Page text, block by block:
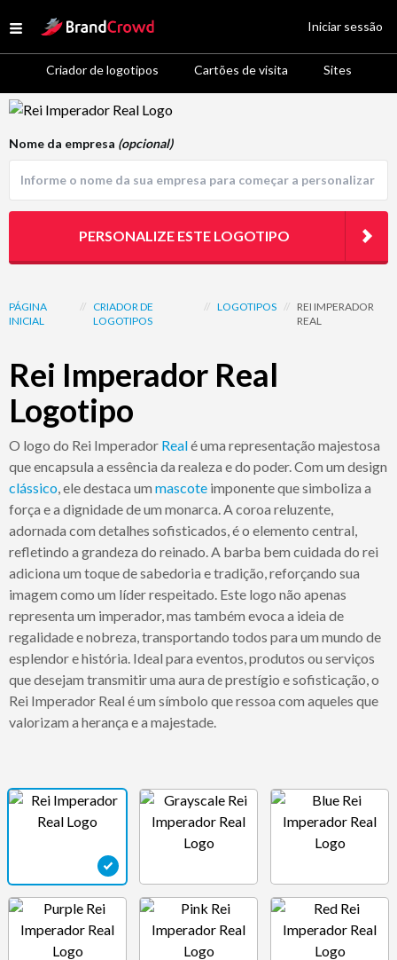
Open menu
Site Logo
Criador de logotipos Cartões de visita Sites
Iniciar sessão
Logo Template Preview
PÁGINA
INICIAL
// CRIADOR DE
LOGOTIPOS
// LOGOTIPOS // REI IMPERADOR
REAL
Rei Imperador Real
Logotipo
O logo do Rei Imperador Realé uma representação majestosa
que encapsula a essência da realeza e do poder. Com um design
clássico, ele destaca um mascote imponente que simboliza a
força e a dignidade de um monarca. A coroa reluzente,
adornada com detalhes sofisticados, é o elemento central,
refletindo a grandeza do reinado. A barba bem cuidada do rei
adiciona um toque de sabedoria e tradição, reforçando sua
imagem como um líder respeitado. Este logo não apenas
representa um imperador, mas também evoca a ideia de
regalidade e nobreza, transportando todos para um mundo de
esplendor e história. Ideal para eventos, produtos ou serviços
que desejam transmitir uma aura de prestígio e sofisticação, o
Rei Imperador Real é um símbolo que ressoa com aqueles que
valorizam a herança e a majestade.
Nome da empresa (opcional)
PERSONALIZE ESTE LOGOTIPO